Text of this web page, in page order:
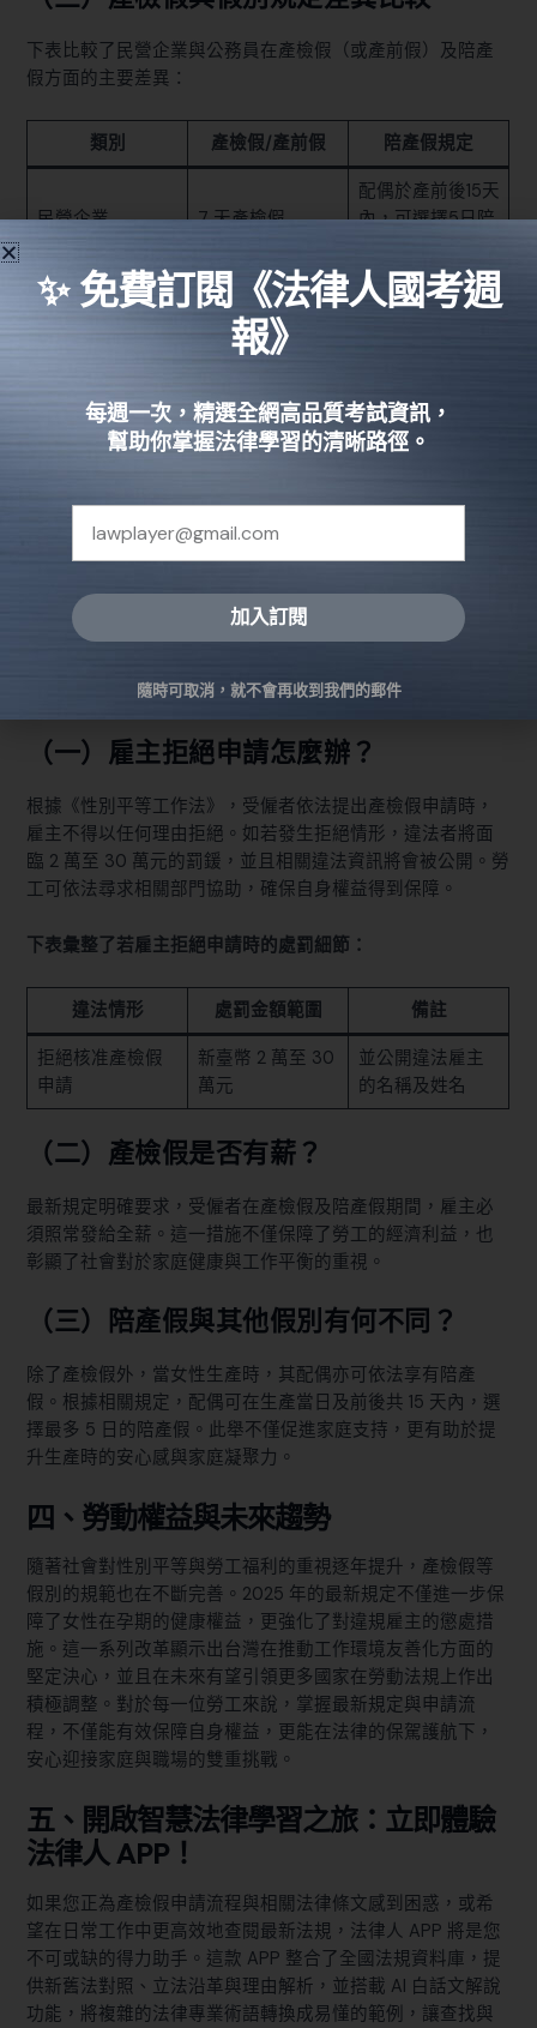
下表比較了民營企業與公務員在產檢假（或產前假）及陪產
假方面的主要差異：
類別 產檢假/產前假 陪產假規定
民營企業 7 天產檢假
配偶於產前後15天
內，可選擇5日陪
公務員 8 天產前假
無陪產假相關規
戰經驗
時，她按照公司規定準備了掛號收據與門診證明等文件，並
以書面申請方式向上級報備。公司依照最新法規，即時批准
了她的產檢假申請，小芳得以全薪享有 7 天假期，順利完成
工在準備申請時，務必妥善保留各項證明文件，以確保權益
無虞。
三、常見疑問與解答
（一）雇主拒絕申請怎麼辦？
根據《性別平等工作法》，受僱者依法提出產檢假申請時，
雇主不得以任何理由拒絕。如若發生拒絕情形，違法者將面
臨 2 萬至 30 萬元的罰鍰，並且相關違法資訊將會被公開。勞
工可依法尋求相關部門協助，確保自身權益得到保障。
下表彙整了若雇主拒絕申請時的處罰細節：
違法情形 處罰金額範圍 備註
拒絕核准產檢假
申請
新臺幣 2 萬至 30
萬元
並公開違法雇主
的名稱及姓名
（二）產檢假是否有薪？
最新規定明確要求，受僱者在產檢假及陪產假期間，雇主必
須照常發給全薪。這一措施不僅保障了勞工的經濟利益，也
彰顯了社會對於家庭健康與工作平衡的重視。
（三）陪產假與其他假別有何不同？
除了產檢假外，當女性生產時，其配偶亦可依法享有陪產
假。根據相關規定，配偶可在生產當日及前後共 15 天內，選
擇最多 5 日的陪產假。此舉不僅促進家庭支持，更有助於提
升生產時的安心感與家庭凝聚力。
四、勞動權益與未來趨勢
隨著社會對性別平等與勞工福利的重視逐年提升，產檢假等
假別的規範也在不斷完善。2025 年的最新規定不僅進一步保
障了女性在孕期的健康權益，更強化了對違規雇主的懲處措
施。這一系列改革顯示出台灣在推動工作環境友善化方面的
堅定決心，並且在未來有望引領更多國家在勞動法規上作出
積極調整。對於每一位勞工來說，掌握最新規定與申請流
程，不僅能有效保障自身權益，更能在法律的保駕護航下，
安心迎接家庭與職場的雙重挑戰。
五、開啟智慧法律學習之旅：立即體驗
法律人 APP！
如果您正為產檢假申請流程與相關法律條文感到困惑，或希
望在日常工作中更高效地查閱最新法規，法律人 APP 將是您
不可或缺的得力助手。這款 APP 整合了全國法規資料庫，提
供新舊法對照、立法沿革與理由解析，並搭載 AI 白話文解說
功能，將複雜的法律專業術語轉換成易懂的範例，讓查找與
✨ 免費訂閱《法律人國考週
報》
每週一次，精選全網高品質考試資訊，
幫助你掌握法律學習的清晰路徑。
加入訂閱
隨時可取消，就不會再收到我們的郵件